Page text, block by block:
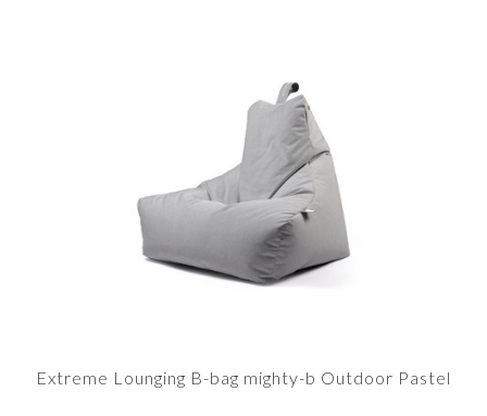
Extreme Lounging B-bag mighty-b Outdoor Pastel